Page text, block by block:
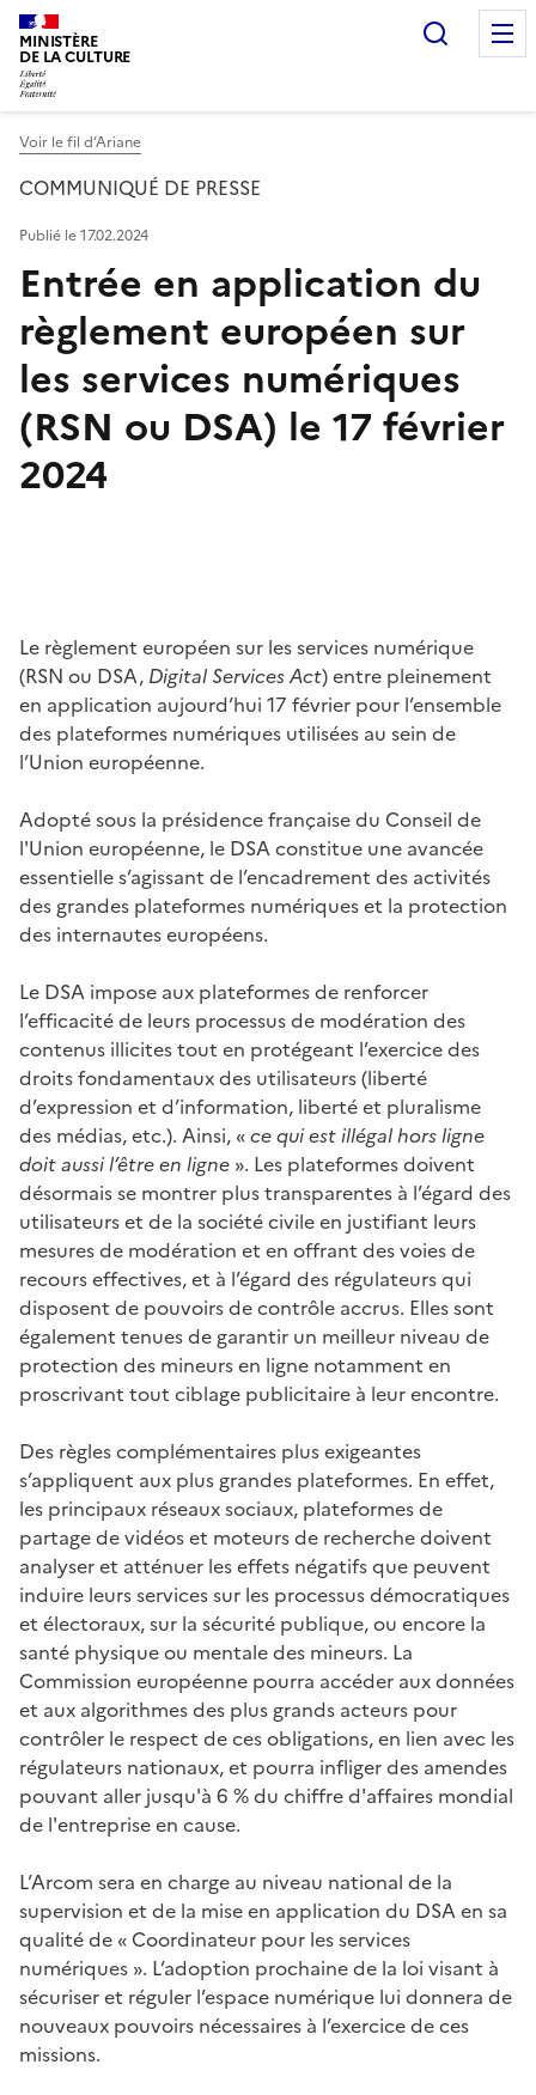
MINISTÈRE
DE LA CULTURE
Voir le fil d’Ariane
COMMUNIQUÉ DE PRESSE
Entrée en application du
règlement européen sur
les services numériques
(RSN ou DSA) le 17 février
2024
Publié le 17.02.2024
Le règlement européen sur les services numérique
(RSN ou DSA, Digital Services Act) entre pleinement
en application aujourd’hui 17 février pour l’ensemble
des plateformes numériques utilisées au sein de
l’Union européenne.
Adopté sous la présidence française du Conseil de
l'Union européenne, le DSA constitue une avancée
essentielle s’agissant de l’encadrement des activités
des grandes plateformes numériques et la protection
des internautes européens.
Le DSA impose aux plateformes de renforcer
l’efficacité de leurs processus de modération des
contenus illicites tout en protégeant l’exercice des
droits fondamentaux des utilisateurs (liberté
d’expression et d’information, liberté et pluralisme
des médias, etc.). Ainsi, «ce qui est illégal hors ligne
doit aussi l’être en ligne ». Les plateformes doivent
désormais se montrer plus transparentes à l’égard des
utilisateurs et de la société civile en justifiant leurs
mesures de modération et en offrant des voies de
recours effectives, et à l’égard des régulateurs qui
disposent de pouvoirs de contrôle accrus. Elles sont
également tenues de garantir un meilleur niveau de
protection des mineurs en ligne notamment en
proscrivant tout ciblage publicitaire à leur encontre.
Des règles complémentaires plus exigeantes
s’appliquent aux plus grandes plateformes. En effet,
les principaux réseaux sociaux, plateformes de
partage de vidéos et moteurs de recherche doivent
analyser et atténuer les effets négatifs que peuvent
induire leurs services sur les processus démocratiques
et électoraux, sur la sécurité publique, ou encore la
santé physique ou mentale des mineurs. La
Commission européenne pourra accéder aux données
et aux algorithmes des plus grands acteurs pour
contrôler le respect de ces obligations, en lien avec les
régulateurs nationaux, et pourra infliger des amendes
pouvant aller jusqu'à 6 % du chiffre d'affaires mondial
de l'entreprise en cause.
L’Arcom sera en charge au niveau national de la
supervision et de la mise en application du DSA en sa
qualité de « Coordinateur pour les services
numériques ». L’adoption prochaine de la loi visant à
sécuriser et réguler l’espace numérique lui donnera de
nouveaux pouvoirs nécessaires à l’exercice de ces
missions.